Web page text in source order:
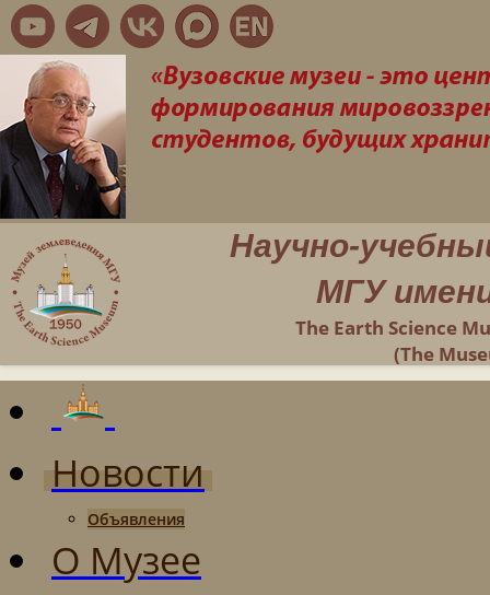
Научно-
МГУ
The Earth Science
(The
Новости
Объявления
О Музее